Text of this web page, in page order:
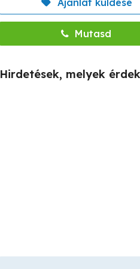
Ajánlat küldése
Mutasd
Hirdetések, melyek